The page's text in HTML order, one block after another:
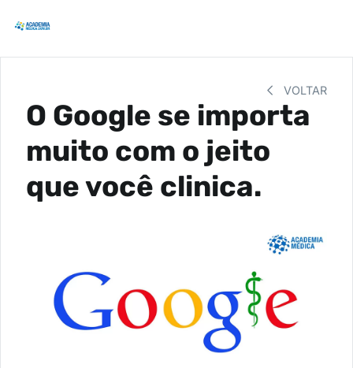
VOLTAR
O Google se importa
muito com o jeito
que você clinica.